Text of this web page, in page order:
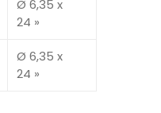
Ø 6,35 x
24 »
Ø 6,35 x
24 »